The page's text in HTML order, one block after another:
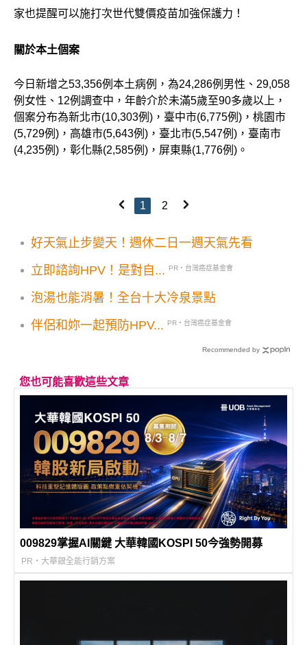
家也提醒可以施打次世代雙價疫苗加強保護力！
關於本土個案
今日新增之53,356例本土病例，為24,286例男性、29,058
例女性、12例調查中，年齡介於未滿5歲至90多歲以上，
個案分布為新北市(10,303例)，臺中市(6,775例)，桃園市
(5,729例)，高雄市(5,643例)，臺北市(5,547例)，臺南市
(4,235例)，彰化縣(2,585例)，屏東縣(1,776例)。
1 2
好天氣止步變天！週休二日一週天氣先看
立即諮詢HPV！是對自...
PR・台灣癌症基金會
泡湯也能消暑！全台十大冷泉景點
伴侶和妳一起預防HPV...
PR・台灣癌症基金會
Recommended by
您也可能喜歡這些文章
009829掌握AI關鍵 大華韓國KOSPI 50今強勢開募
PR・大華銀全能行銷方案